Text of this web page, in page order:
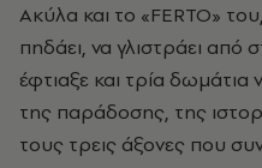
Ακύλα και το «FERTO»
πηδάει, να γλιστράει από
έφτιαξε και τρία δωμάτια
της παράδοσης, της
τους τρεις άξονες που